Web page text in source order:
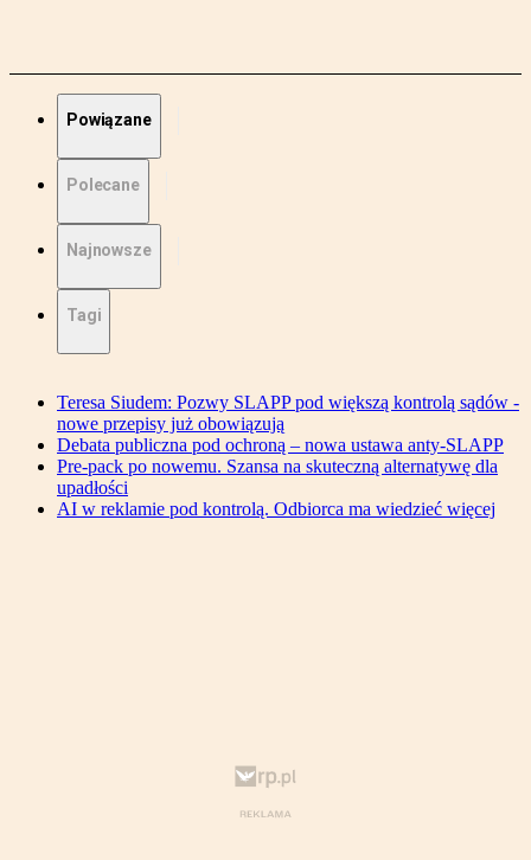
Powiązane
Polecane
Najnowsze
Tagi
Teresa Siudem: Pozwy SLAPP pod większą kontrolą sądów -
nowe przepisy już obowiązują
Debata publiczna pod ochroną – nowa ustawa anty-SLAPP
Pre-pack po nowemu. Szansa na skuteczną alternatywę dla
upadłości
AI w reklamie pod kontrolą. Odbiorca ma wiedzieć więcej